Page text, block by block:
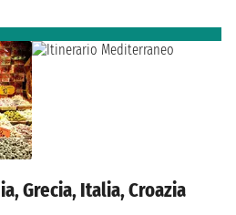
Grecia, Italia, Croazia